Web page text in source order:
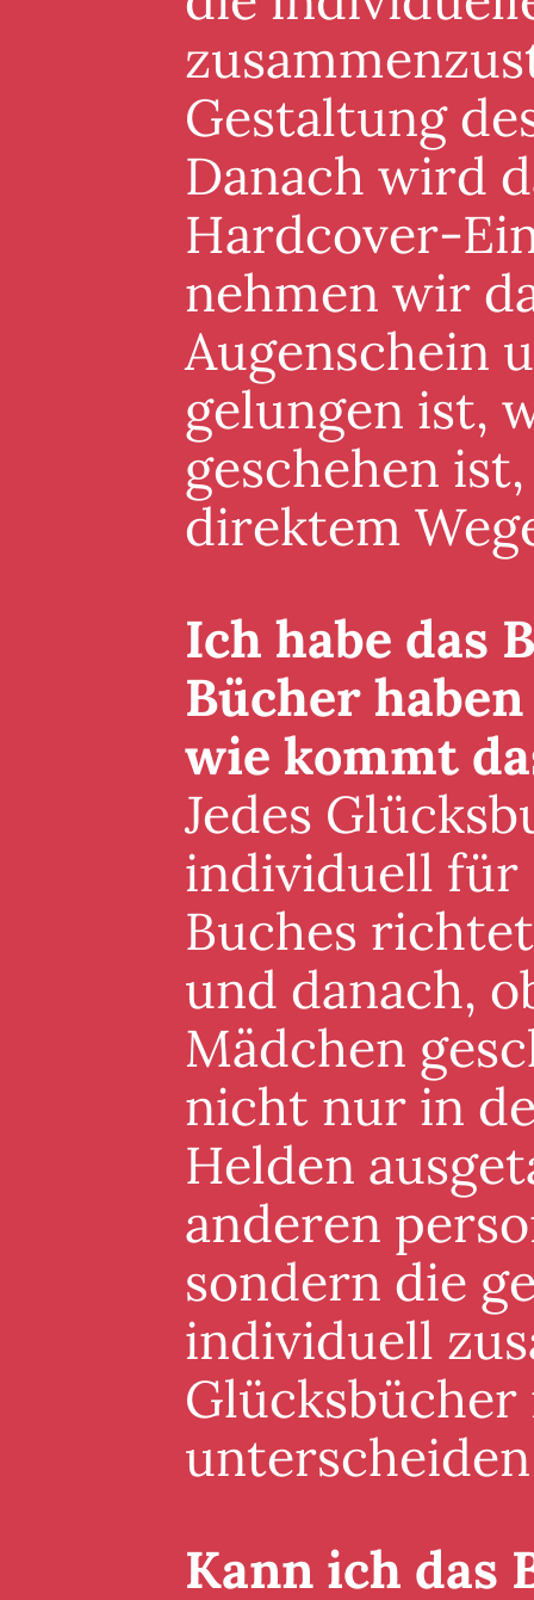
Gestaltung
Danach wird
Hardcover-
nehmen wir
Augenschein
gelungen ist,
geschehen
direktem
Ich habe das
Bücher
wie kommt
Jedes
individuell für
Buches
und danach,
Mädchen
nicht nur in
Helden
anderen
sondern die
individuell
Kann ich das